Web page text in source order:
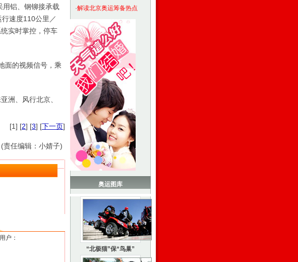
铝、钢铆接承载
速度110公里／
实时掌控，停车
的视频信号，乘
洲、风行北京、
[1] [2] [3] [下一页]
(责任编辑：小婧子)
用户：
·解读北京奥运筹备热点
奥运图库
“北极猫”保“鸟巢”